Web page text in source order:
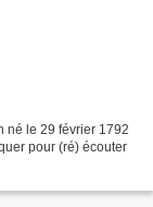
né le 29 février 1792
pour (ré) écouter